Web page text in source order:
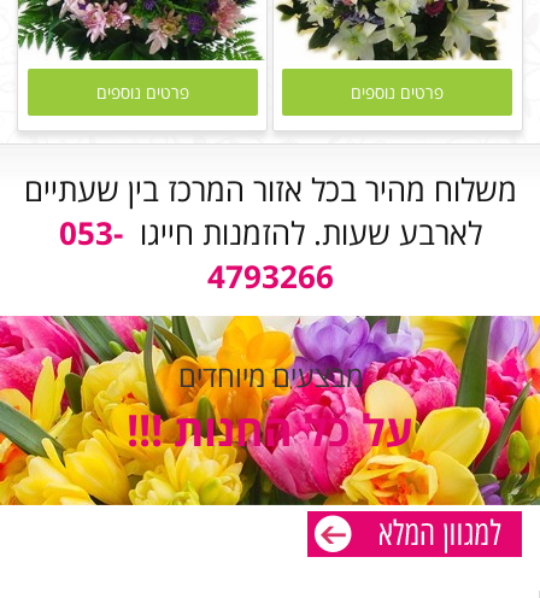
פרטים נוספים פרטים נוספים
משלוח מהיר בכל אזור המרכז בין שעתיים
לארבע שעות. להזמנות חייגו053-
4793266
מבצעים מיוחדים
על כל החנות !!!